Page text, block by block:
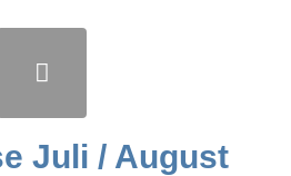
Juli / August